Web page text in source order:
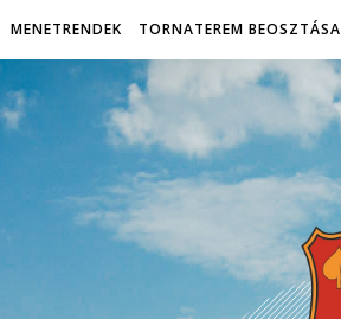
MENETRENDEK TORNATEREM BEOSZTÁSA